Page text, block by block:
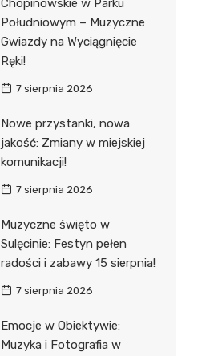
Chopinowskie w Parku
Południowym – Muzyczne
Gwiazdy na Wyciągnięcie
Ręki!
7 sierpnia 2026
Nowe przystanki, nowa
jakość: Zmiany w miejskiej
komunikacji!
7 sierpnia 2026
Muzyczne święto w
Sulęcinie: Festyn pełen
radości i zabawy 15 sierpnia!
7 sierpnia 2026
Emocje w Obiektywie:
Muzyka i Fotografia w